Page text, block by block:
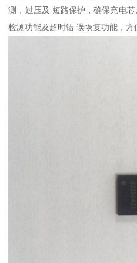
测，过压及 短路保护，确保充电
检测功能及超时错 误恢复功能，方